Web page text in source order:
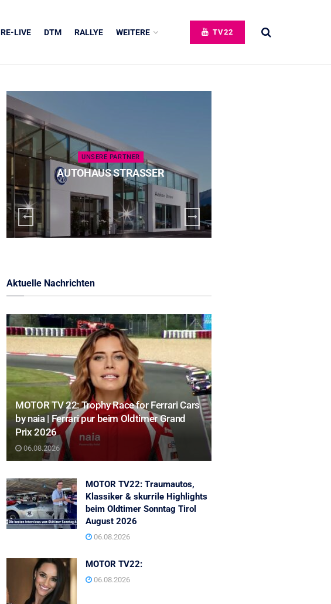
RE-LIVE DTM RALLYE WEITERE TV22
UNSERE PARTNER
AUTOHAUS STRASSER
Aktuelle Nachrichten
MOTOR TV 22: Trophy Race for Ferrari Cars
by naia | Ferrari pur beim Oldtimer Grand
Prix 2026
06.08.2026
MOTOR TV22: Traumautos,
Klassiker & skurrile Highlights
beim Oldtimer Sonntag Tirol
August 2026
06.08.2026
MOTOR TV22:
06.08.2026